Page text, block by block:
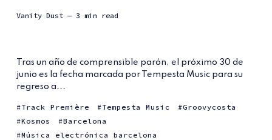
Vanity Dust — 3 min read
Tras un año de comprensible parón, el próximo 30 de
junio es la fecha marcada por Tempesta Music para su
regreso a...
Track Première Tempesta Music
Groovycosta
Kosmos
Barcelona
Música electrónica barcelona